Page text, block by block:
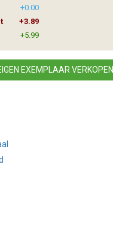
+0.00
+3.89
+5.99
EXEMPLAAR VERKOPEN